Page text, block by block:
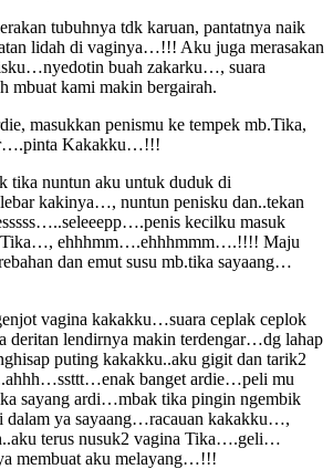
tubuhnya tdk karuan, pantatnya naik
lidah di vaginya…!!! Aku juga merasakan
buah zakarku…, suara
mbuat kami makin bergairah.
masukkan penismu ke tempek mb.Tika,
Kakakku…!!!
tika nuntun aku untuk duduk di
kakinya…, nuntun penisku dan..tekan
kecilku masuk
Tika…, ehhhmm….ehhhmmm….!!!! Maju
dan emut susu mb.tika sayaang…
vagina kakakku…suara ceplak ceplok
deritan lendirnya makin terdengar…dg lahap
puting kakakku..aku gigit dan tarik2
banget ardie…peli mu
sayang ardi…mbak tika pingin ngembik
dalam ya sayaang…racauan kakakku…,
terus nusuk2 vagina Tika….geli…
membuat aku melayang…!!!